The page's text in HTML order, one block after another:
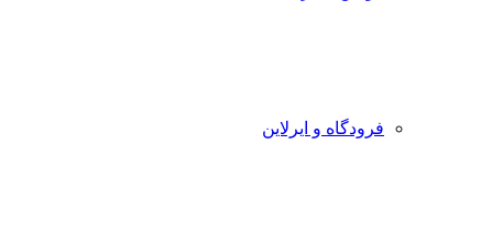
فرودگاه و ایرلاین